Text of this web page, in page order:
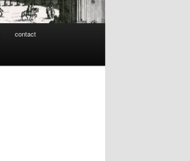
contact